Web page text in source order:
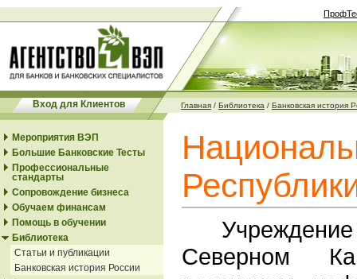
Вход для Клиентов Главная / Библиотека / Банковская история
Мероприятия ВЭП
Большие Банковские Тесты
Профессиональные
стандарты
Сопровождение бизнеса
Обучаем финансам
Помощь в обучении
Библиотека
Статьи и публикации
Банковская история России
Северном